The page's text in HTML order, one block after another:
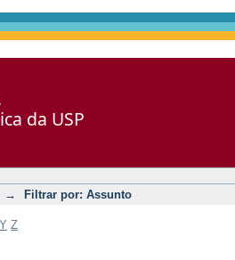
da USP
→ Filtrar por: Assunto
Y Z